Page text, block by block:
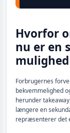
Hvorfor
nu er en
mulighed
Forbrugernes
bekvemmelighed
herunder
længere en
repræsenterer det